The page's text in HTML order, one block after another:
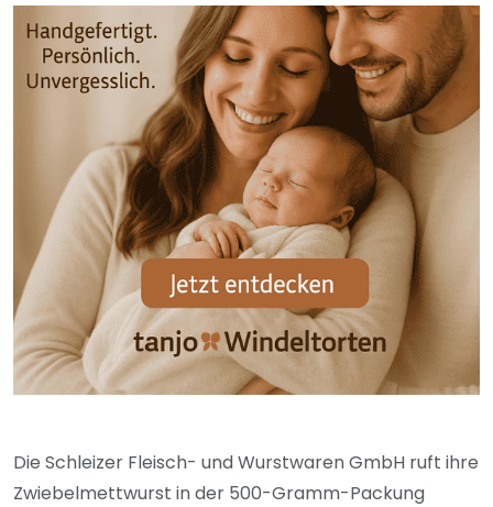
Die Schleizer Fleisch- und Wurstwaren GmbH ruft ihre
Zwiebelmettwurst in der 500-Gramm-Packung